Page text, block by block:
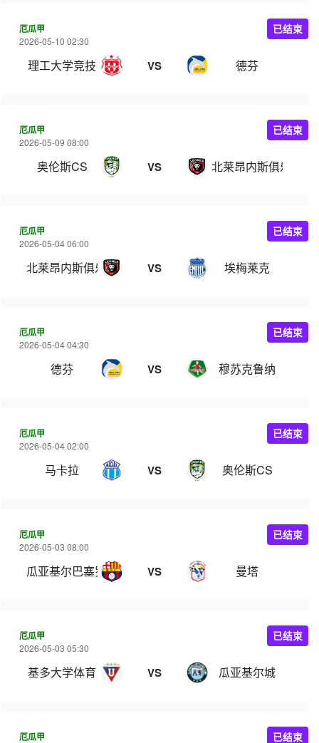
厄瓜甲
2026-05-10 02:30
理工大学竞技 VS 德芬
已结束
厄瓜甲
2026-05-09 08:00
奥伦斯CS VS 北莱昂内斯俱乐部
已结束
厄瓜甲
2026-05-04 06:00
北莱昂内斯俱乐部 VS 埃梅莱克
已结束
厄瓜甲
2026-05-04 04:30
德芬 VS 穆苏克鲁纳
已结束
厄瓜甲
2026-05-04 02:00
马卡拉 VS 奥伦斯CS
已结束
厄瓜甲
2026-05-03 08:00
瓜亚基尔巴塞罗那 VS 曼塔
已结束
厄瓜甲
2026-05-03 05:30
基多大学体育 VS 瓜亚基尔城
已结束
厄瓜甲 已结束